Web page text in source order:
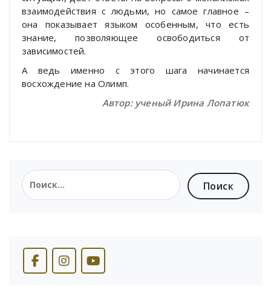
взаимодействия с людьми, но самое главное –
она показывает языком особенным, что есть
знание, позволяющее освободиться от
зависимостей.
А ведь именно с этого шага начинается
восхождение на Олимп.
Автор: ученый Ирина Лопатюк
Найти: